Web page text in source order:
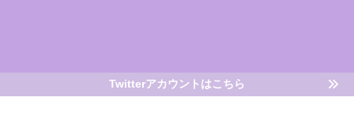
Twitterアカウントはこちら